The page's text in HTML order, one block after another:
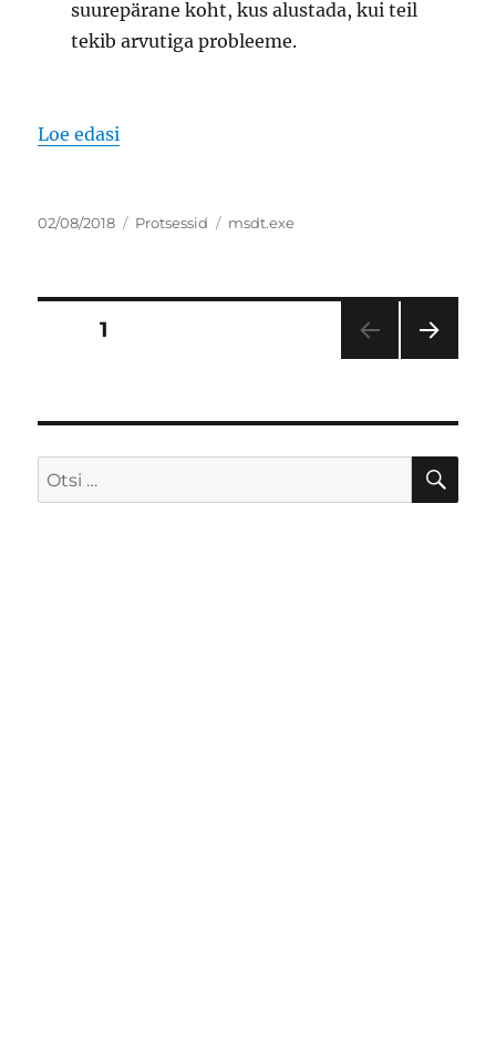
suurepärane koht, kus alustada, kui teil
tekib arvutiga probleeme.
Loe edasi
Postitatud
02/08/2018 Rubriigid
Protsessid Sildid
msdt.exe
Navigeerimine
LEHT1
LK
Otsi: